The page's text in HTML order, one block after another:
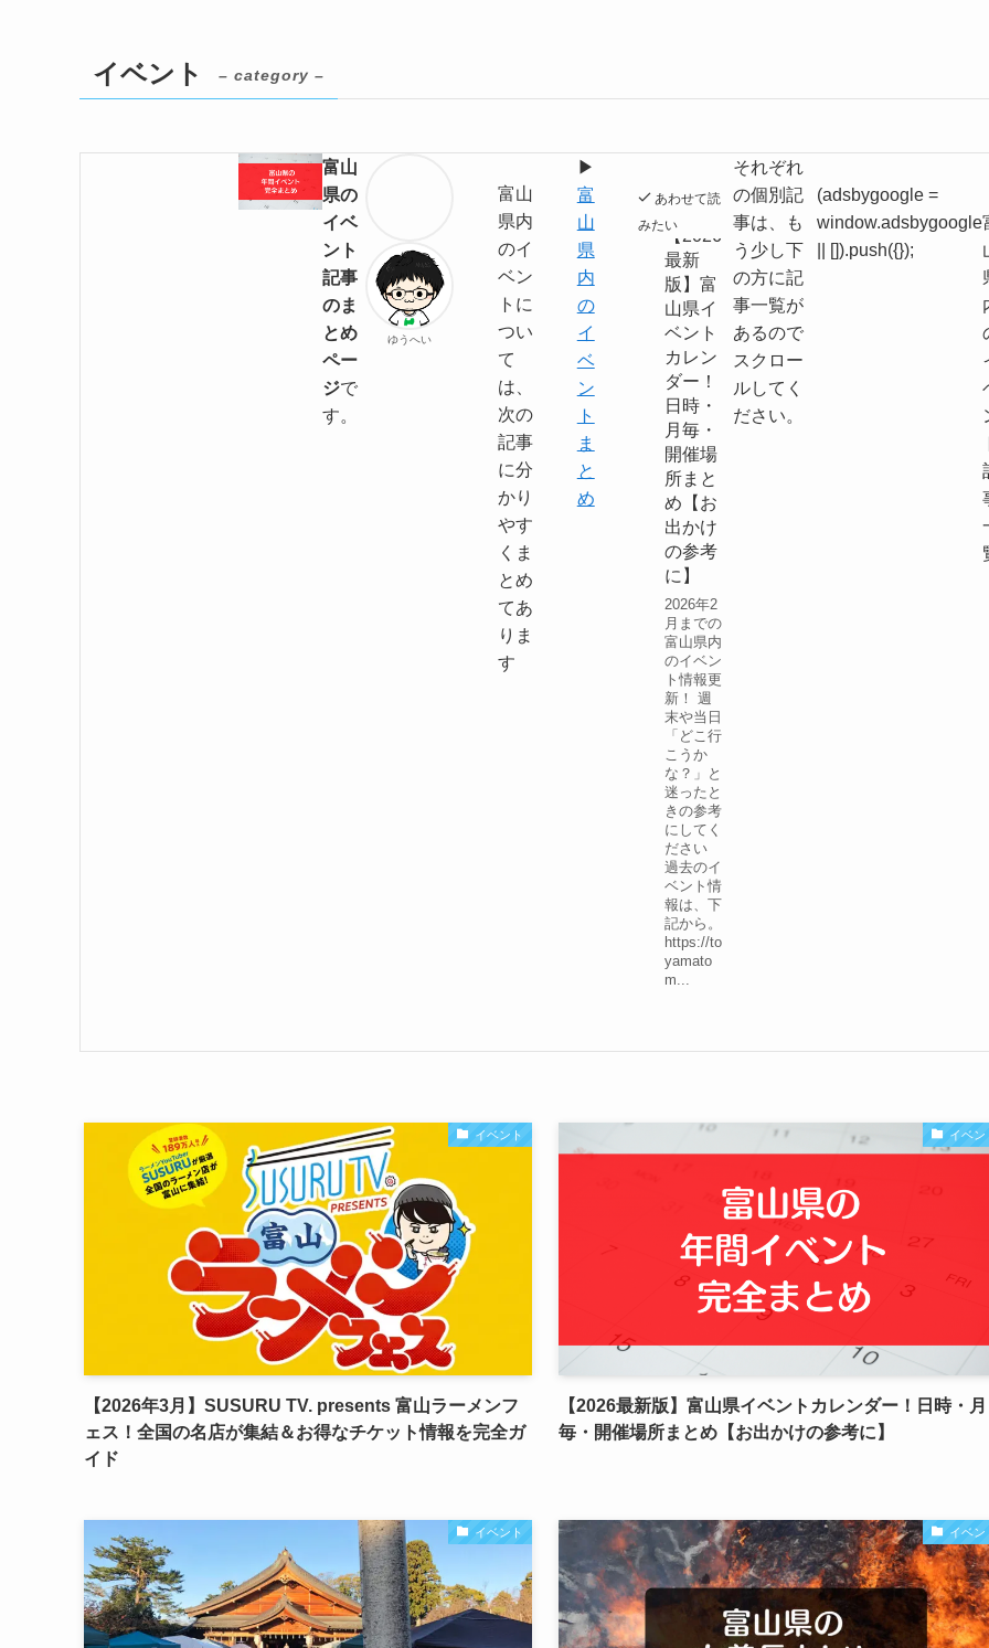
イベント – category –
富山
県の
イベ
ント
記事
のま
とめ
ペー
ジで
す。
ゆうへい
富山
県内
のイ
ベン
トに
つい
て
は、
次の
記事
に分
かり
やす
くま
とめ
てあ
りま
す
▶︎
富
山
県
内
の
イ
ベ
ン
ト
ま
と
め
あわせて読
みたい
【2026
最新
版】富
山県イ
ベント
カレン
ダー！
日時・
月毎・
開催場
所まと
め【お
出かけ
の参考
に】
2026年2
月までの
富山県内
のイベン
ト情報更
新！ 週
末や当日
「どこ行
こうか
な？」と
迷ったと
きの参考
にしてく
ださい
過去のイ
ベント情
報は、下
記から。
https://to
yamato
m...
それぞれ
の個別記
事は、も
う少し下
の方に記
事一覧が
あるので
スクロー
ルしてく
ださい。
(adsbygoogle =
window.adsbygoogle
|| []).push({});
イベント
【2026年3月】SUSURU TV. presents 富山ラーメンフ
ェス！全国の名店が集結＆お得なチケット情報を完全ガ
イド
イベン
【2026最新版】富山県イベントカレンダー！日時・月
毎・開催場所まとめ【お出かけの参考に】
イベント イベン